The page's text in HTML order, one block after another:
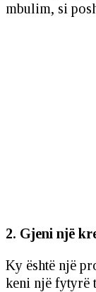
mbulim, si
2. Gjeni një
Ky është një
keni një fytyrë